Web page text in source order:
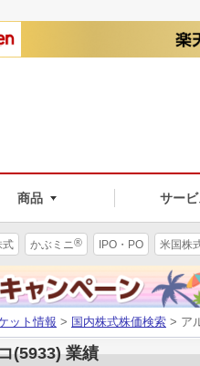
商品 サービ
式 かぶミニ® IPO・PO 米国株
ット情報 > 国内株式株価検索 > ア
(5933) 業績